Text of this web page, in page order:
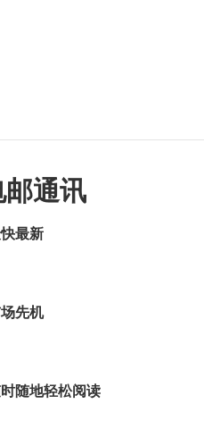
通讯
最新
先机
随地轻松阅读